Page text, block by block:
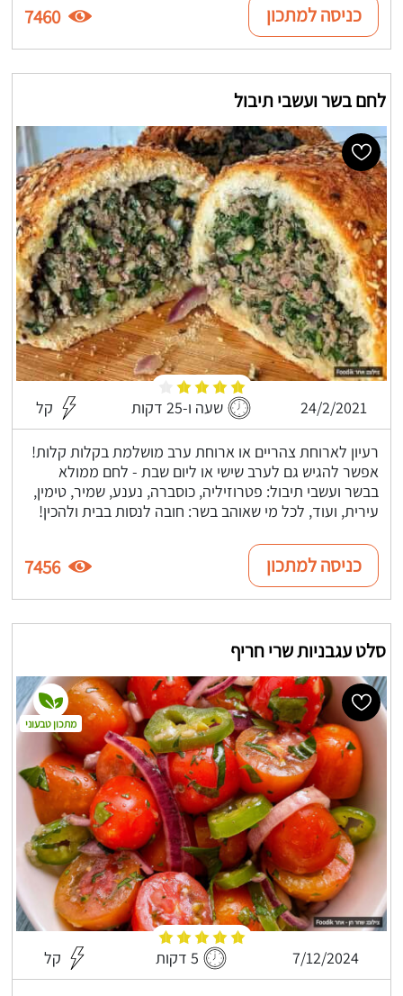
כניסה למתכון 7460
לחם בשר ועשבי תיבול
24/2/2021 שעה ו-25 דקות קל
רעיון לארוחת צהריים או ארוחת ערב מושלמת בקלות קלות!
אפשר להגיש גם לערב שישי או ליום שבת - לחם ממולא
בבשר ועשבי תיבול: פטרוזיליה, כוסברה, נענע, שמיר, טימין,
עירית, ועוד, לכל מי שאוהב בשר: חובה לנסות בבית ולהכין!
כניסה למתכון 7456
סלט עגבניות שרי חריף
7/12/2024 5 דקות קל
מתכון טבעוני